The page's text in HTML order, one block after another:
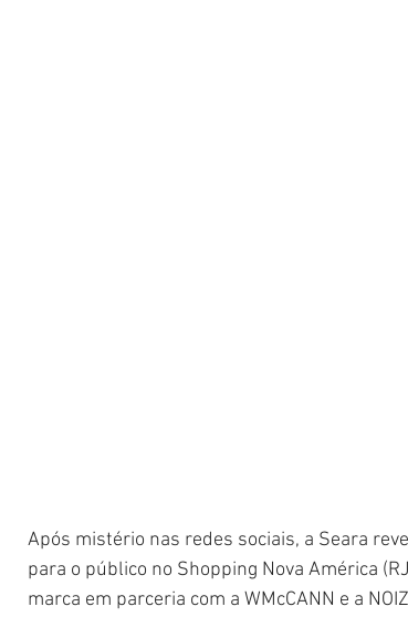
Após mistério nas redes sociais, a Seara
para o público no Shopping Nova América
marca em parceria com a WMcCANN e a